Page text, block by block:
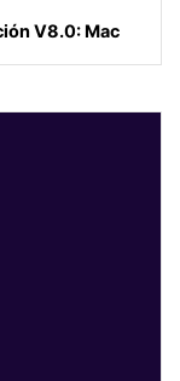
V8.0: Mac